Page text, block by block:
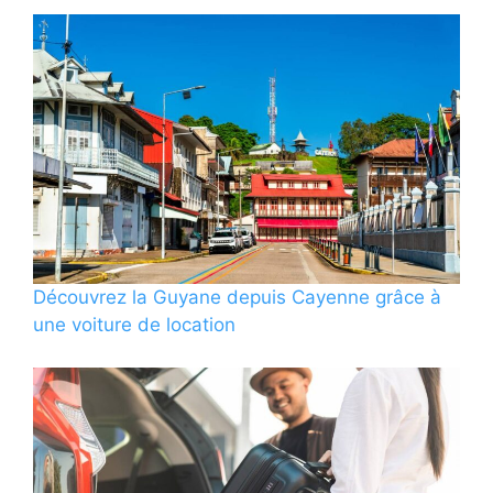
Découvrez la Guyane depuis Cayenne grâce à
une voiture de location